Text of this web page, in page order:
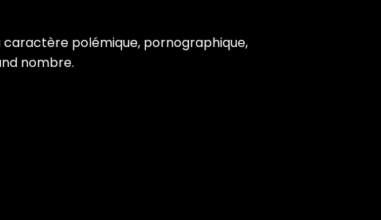
polémique, pornographique,
nombre.